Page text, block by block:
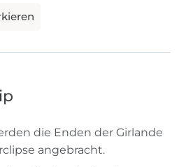
die Enden der Girlande
angebracht.